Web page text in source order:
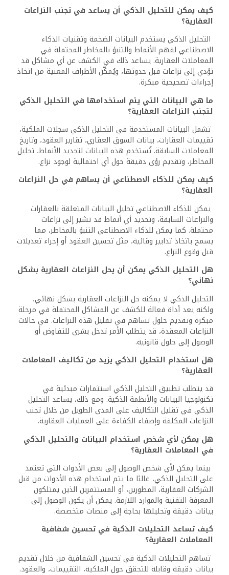
كيف يمكن للتحليل الذكي أن يساعد في تجنب النزاعات
العقارية؟
التحليل الذكي يستخدم البيانات الضخمة وتقنيات الذكاء
الاصطناعي لفهم الأنماط والتنبؤ بالمخاطر المحتملة في
المعاملات العقارية. يساعد ذلك في الكشف عن أي مشاكل قد
تؤدي إلى نزاعات قبل حدوثها، ويُمكّن الأطراف المعنية من اتخاذ
إجراءات تصحيحية مبكرة.
ما هي البيانات التي يتم استخدامها في التحليل الذكي
لتجنب النزاعات العقارية؟
تشمل البيانات المستخدمة في التحليل الذكي سجلات الملكية،
تقييمات العقارات، بيانات السوق العقاري، تقارير العقود، وتاريخ
المعاملات السابقة. تُستخدم هذه البيانات لتحديد الأنماط، تحليل
المخاطر، وتقديم رؤى دقيقة حول أي احتمالية لوجود نزاع.
كيف يمكن للذكاء الاصطناعي أن يساهم في حل النزاعات
العقارية؟
يمكن للذكاء الاصطناعي تحليل البيانات المتعلقة بالعقارات
والنزاعات السابقة، وتحديد أي أنماط قد تشير إلى نزاعات
محتملة. كما يمكن للذكاء الاصطناعي التنبؤ بالمخاطر، مما
يسمح باتخاذ تدابير وقائية، مثل تحسين العقود أو إجراء تعديلات
قبل وقوع النزاع.
هل التحليل الذكي يمكن أن يحل النزاعات العقارية بشكل
نهائي؟
التحليل الذكي لا يمكنه حل النزاعات العقارية بشكل نهائي،
ولكنه يعد أداة فعالة للكشف عن المشاكل المحتملة في مرحلة
مبكرة وتقديم حلول تساهم في تقليل هذه النزاعات. في حالات
النزاعات المعقدة، قد يتطلب الأمر تدخل بشري للتفاوض أو
الوصول إلى حلول قانونية.
هل استخدام التحليل الذكي يزيد من تكاليف المعاملات
العقارية؟
قد يتطلب تطبيق التحليل الذكي استثمارات مبدئية في
تكنولوجيا البيانات والأنظمة الذكية. ومع ذلك، يساعد التحليل
الذكي في تقليل التكاليف على المدى الطويل من خلال تجنب
النزاعات المكلفة وإضفاء الكفاءة على العمليات العقارية.
هل يمكن لأي شخص استخدام البيانات والتحليل الذكي
في المعاملات العقارية؟
بينما يمكن لأي شخص الوصول إلى بعض الأدوات التي تعتمد
على التحليل الذكي، غالبًا ما يتم استخدام هذه الأدوات من قبل
الشركات العقارية، المطورين، أو المستثمرين الذين يمتلكون
المعرفة التقنية والموارد اللازمة. يمكن أن يكون الوصول إلى
بيانات دقيقة وتحليلها بحاجة إلى منصات متخصصة.
كيف تساعد التحليلات الذكية في تحسين شفافية
المعاملات العقارية؟
تساهم التحليلات الذكية في تحسين الشفافية من خلال تقديم
بيانات دقيقة وقابلة للتحقق حول الملكية، التقييمات، والعقود.